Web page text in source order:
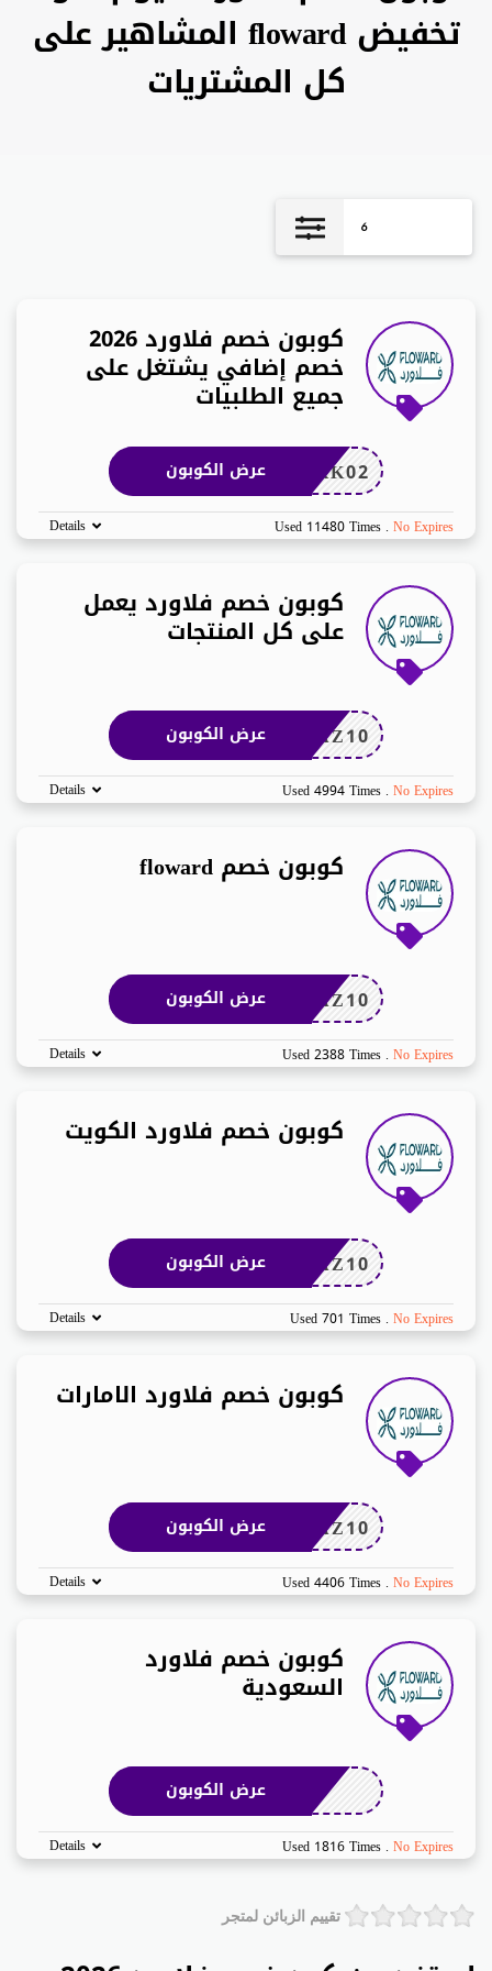
تخفيض floward المشاهير على
كل المشتريات
6
كوبون خصم فلاورد 2026
خصم إضافي يشتغل على
جميع الطلبيات
KK02 عرض الكوبون
Used 11480 Times . No Expires
Details
كوبون خصم فلاورد يعمل
على كل المنتجات
AZ10 عرض الكوبون
Used 4994 Times . No Expires
Details
كوبون خصم floward
AZ10 عرض الكوبون
Used 2388 Times . No Expires
Details
كوبون خصم فلاورد الكويت
AZ10 عرض الكوبون
Used 701 Times . No Expires
Details
كوبون خصم فلاورد الامارات
AZ10 عرض الكوبون
Used 4406 Times . No Expires
Details
كوبون خصم فلاورد
السعودية
عرض الكوبون
Used 1816 Times . No Expires
Details
تقييم الزبائن لمتجر